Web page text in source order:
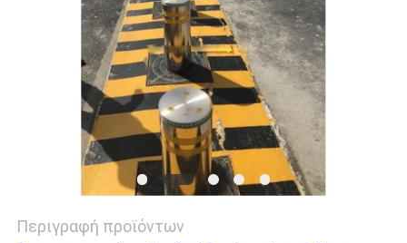
Περιγραφή προϊόντων